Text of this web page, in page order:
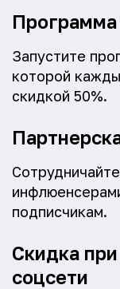
Программа
Запустите
которой
скидкой 50%.
подписчикам.
Скидка
соцсети